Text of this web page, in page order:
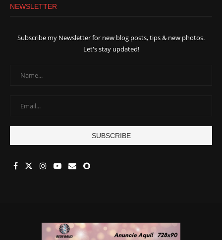
NEWSLETTER
Subscribe my Newsletter for new blog posts, tips & new photos.
Let's stay updated!